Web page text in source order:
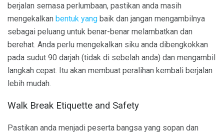
berjalan semasa perlumbaan, pastikan anda masih
mengekalkan bentuk yang baik dan jangan mengambilnya
sebagai peluang untuk benar-benar melambatkan dan
berehat. Anda perlu mengekalkan siku anda dibengkokkan
pada sudut 90 darjah (tidak di sebelah anda) dan mengambil
langkah cepat. Itu akan membuat peralihan kembali berjalan
lebih mudah.
Walk Break Etiquette and Safety
Pastikan anda menjadi peserta bangsa yang sopan dan